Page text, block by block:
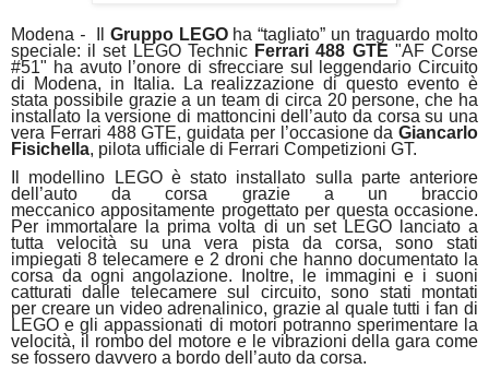
Modena - Gruppo LEGOha “tagliato” un traguardo molto
speciale: il set LEGO Technic Ferrari 488 GTE "AF Corse
#51" ha avuto l’onore di sfrecciare sul leggendario Circuito
di Modena, in Italia. La realizzazione di questo evento è
stata possibile grazie a un team di circa 20 persone, che ha
installato la versione di mattoncini dell’auto da corsa su una
vera Ferrari 488 GTE, guidata per l’occasione da Giancarlo
Fisichella, pilota ufficiale di Ferrari Competizioni GT.
Il modellino LEGO è stato installato sulla parte anteriore
dell’auto da corsa grazie a un braccio
meccanico appositamente progettato per questa occasione.
Per immortalare la prima volta di un set LEGO lanciato a
tutta velocità su una vera pista da corsa, sono stati
impiegati 8 telecamere e 2 droni che hanno documentato la
corsa da ogni angolazione. Inoltre, le immagini e i suoni
catturati dalle telecamere sul circuito, sono stati montati
per creare un video adrenalinico, grazie al quale tutti i fan di
LEGO e gli appassionati di motori potranno sperimentare la
velocità, il rombo del motore e le vibrazioni della gara come
se fossero davvero a bordo dell’auto da corsa.